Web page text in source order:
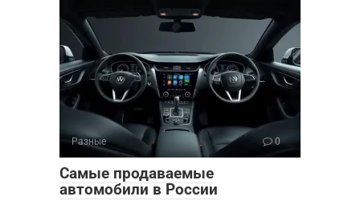
Разные 0
Самые продаваемые
автомобили в России